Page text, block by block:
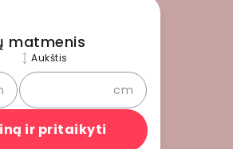
matmenis
Aukštis
cm
ir pritaikyti